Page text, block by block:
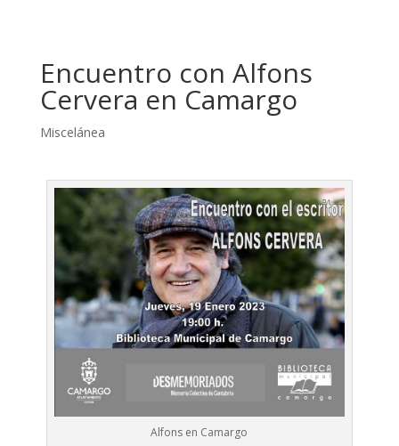
Encuentro con Alfons
Cervera en Camargo
Miscelánea
Alfons en Camargo